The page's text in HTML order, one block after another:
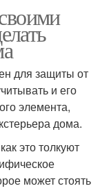
для защиты от
и его
элемента,
дома.
это толкуют
может стоять